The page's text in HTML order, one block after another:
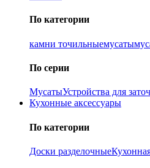
По категории
камни точильныемусаты
По серии
МусатыУстройства для
Кухонные аксессуары
По категории
Доски разделочные